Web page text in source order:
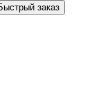
заказ